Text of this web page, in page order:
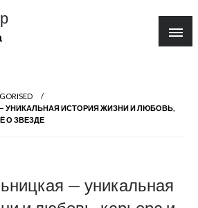
УНИКАЛЬНАЯ ИСТОРИЯ ЖИЗНИ И ЛЮБОВЬ,
О ЗВЕЗДЕ
— уникальная